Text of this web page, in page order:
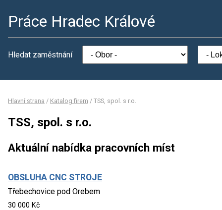
Práce Hradec Králové
Hledat zaměstnání
Hlavní strana / Katalog firem / TSS, spol. s r.o.
TSS, spol. s r.o.
Aktuální nabídka pracovních míst
OBSLUHA CNC STROJE
Třebechovice pod Orebem
30 000 Kč